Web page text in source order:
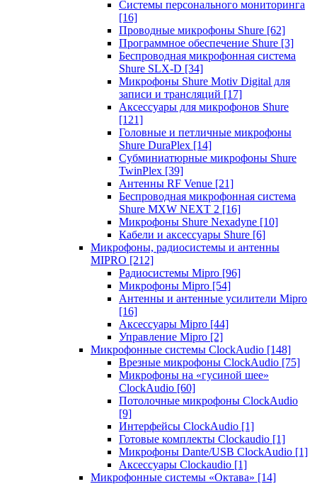
Системы персонального мониторинга
[16]
Проводные микрофоны Shure [62]
Программное обеспечение Shure [3]
Беспроводная микрофонная система
Shure SLX-D [34]
Микрофоны Shure Motiv Digital для
записи и трансляций [17]
Аксессуары для микрофонов Shure
[121]
Головные и петличные микрофоны
Shure DuraPlex [14]
Субминиатюрные микрофоны Shure
TwinPlex [39]
Антенны RF Venue [21]
Беспроводная микрофонная система
Shure MXW NEXT 2 [16]
Микрофоны Shure Nexadyne [10]
Кабели и аксессуары Shure [6]
Микрофоны, радиосистемы и антенны
MIPRO [212]
Радиосистемы Mipro [96]
Микрофоны Mipro [54]
Антенны и антенные усилители Mipro
[16]
Аксессуары Mipro [44]
Управление Mipro [2]
Микрофонные системы ClockAudio [148]
Врезные микрофоны ClockAudio [75]
Микрофоны на «гусиной шее»
ClockAudio [60]
Потолочные микрофоны ClockAudio
[9]
Интерфейсы ClockAudio [1]
Готовые комплекты Clockaudio [1]
Микрофоны Dante/USB ClockAudio [1]
Аксессуары Clockaudio [1]
Микрофонные системы «Октава» [14]